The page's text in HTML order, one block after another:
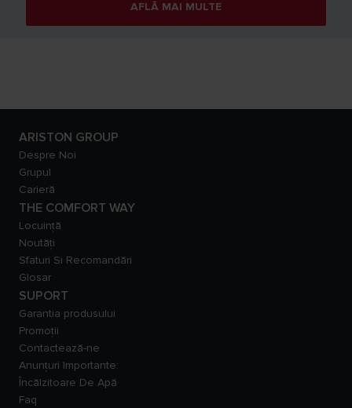
AFLĂ MAI MULTE
ARISTON GROUP
Despre Noi
Grupul
Carieră
THE COMFORT WAY
Locuință
Noutăți
Sfaturi Si Recomandări
Glosar
SUPORT
Garantia produsului
Promoții
Contactează-ne
Anunțuri Importante:
Încălzitoare De Apă
Faq